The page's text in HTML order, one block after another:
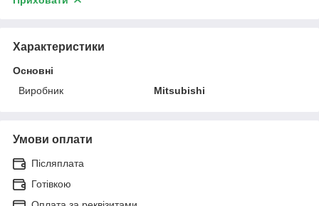
Характеристики
Основні
Виробник
Mitsubishi
Умови оплати
Післяплата
Готівкою